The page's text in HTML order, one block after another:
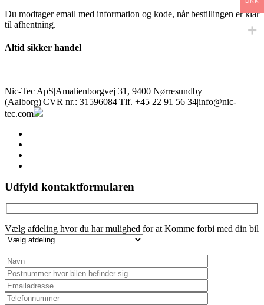
Du modtager email med information og kode, når bestillingen er klar
til afhentning.
Altid sikker handel
Nic-Tec ApS|Amalienborgvej 31, 9400 Nørresundby
(Aalborg)|CVR nr.: 31596084|Tlf. +45 22 91 56 34|info@nic-
tec.com
Udfyld kontaktformularen
Vælg afdeling hvor du har mulighed for at Komme forbi med din bil